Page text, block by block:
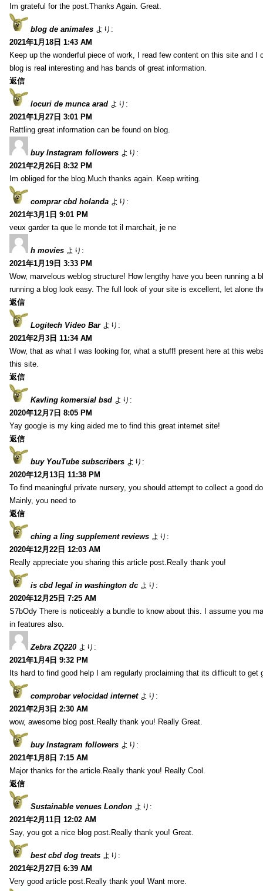
Im grateful for the post.Thanks Again. Great.
blog de animales より:
2021年1月18日 1:43 AM
Keep up the wonderful piece of work, I read few content on this site and I
blog is real interesting and has bands of great information.
返信
locuri de munca arad より:
2021年1月27日 3:01 PM
Rattling great information can be found on blog.
buy Instagram followers より:
2021年2月26日 8:32 PM
Im obliged for the blog.Much thanks again. Keep writing.
comprar cbd holanda より:
2021年3月1日 9:01 PM
veux garder ta que le monde tot il marchait, je ne
h movies より:
2021年1月19日 3:33 PM
Wow, marvelous weblog structure! How lengthy have you been running a
running a blog look easy. The full look of your site is excellent, let alone
返信
Logitech Video Bar より:
2021年2月3日 11:34 AM
Wow, that as what I was looking for, what a stuff! present here at this
this site.
返信
Kavling komersial bsd より:
2020年12月7日 8:05 PM
Yay google is my king aided me to find this great internet site!
返信
buy YouTube subscribers より:
2020年12月13日 11:38 PM
To find meaningful private nursery, you should attempt to collect a good
Mainly, you need to
返信
ching a ling supplement reviews より:
2020年12月22日 12:03 AM
Really appreciate you sharing this article post.Really thank you!
is cbd legal in washington dc より:
2020年12月25日 7:25 AM
S7bOdy There is noticeably a bundle to know about this. I assume you
in features also.
Zebra ZQ220 より:
2021年1月4日 9:32 PM
Its hard to find good help I am regularly proclaiming that its difficult to get
comprobar velocidad internet より:
2021年2月3日 2:30 AM
wow, awesome blog post.Really thank you! Really Great.
buy Instagram followers より:
2021年1月8日 7:15 AM
Major thanks for the article.Really thank you! Really Cool.
返信
Sustainable venues London より:
2021年2月11日 12:02 AM
Say, you got a nice blog post.Really thank you! Great.
best cbd dog treats より:
2021年2月27日 6:39 AM
Very good article post.Really thank you! Want more.